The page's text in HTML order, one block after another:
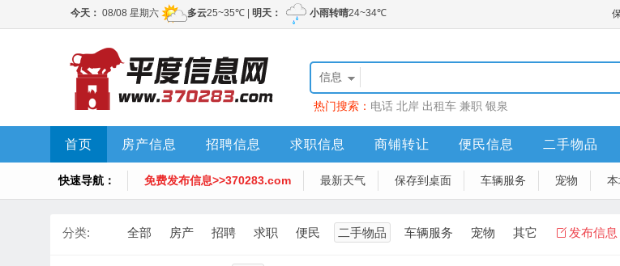
信息
热门搜索： 电话 北岸 出租车 兼职 银泉
首页 房产信息 招聘信息 求职信息 商铺转让 便民信息 二手物品
快速导航： 免费发布信息>>370283.com 最新天气 保存到桌面 车辆服务 宠物
分类: 全部 房产 招聘 求职 便民 二手物品 车辆服务 宠物 其它 发布信息